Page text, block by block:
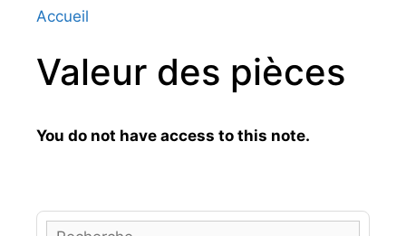
Accueil
Valeur des pièces
You do not have access to this note.